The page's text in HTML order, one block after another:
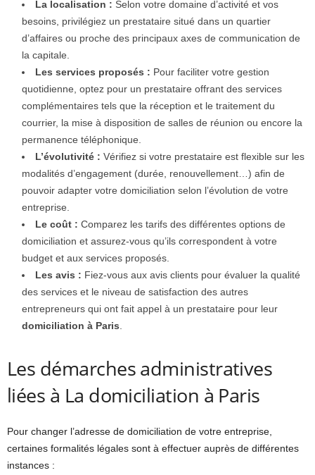
La localisation : Selon votre domaine d’activité et vos
besoins, privilégiez un prestataire situé dans un quartier
d’affaires ou proche des principaux axes de communication de
la capitale.
Les services proposés : Pour faciliter votre gestion
quotidienne, optez pour un prestataire offrant des services
complémentaires tels que la réception et le traitement du
courrier, la mise à disposition de salles de réunion ou encore la
permanence téléphonique.
L’évolutivité : Vérifiez si votre prestataire est flexible sur les
modalités d’engagement (durée, renouvellement…) afin de
pouvoir adapter votre domiciliation selon l’évolution de votre
entreprise.
Le coût : Comparez les tarifs des différentes options de
domiciliation et assurez-vous qu’ils correspondent à votre
budget et aux services proposés.
Les avis : Fiez-vous aux avis clients pour évaluer la qualité
des services et le niveau de satisfaction des autres
entrepreneurs qui ont fait appel à un prestataire pour leur
domiciliation à Paris
Les démarches administratives
liées à La domiciliation à Paris
Pour changer l’adresse de domiciliation de votre entreprise,
certaines formalités légales sont à effectuer auprès de différentes
instances :